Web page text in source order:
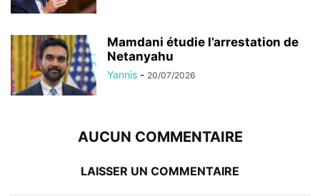
Mamdani étudie l’arrestation de
Netanyahu
Yannis - 20/07/2026
AUCUN COMMENTAIRE
LAISSER UN COMMENTAIRE